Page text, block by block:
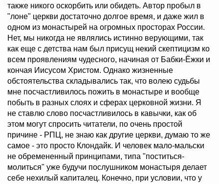
также никого оскорбить или обидеть. Автор пробыл в
"лоне" церкви достаточно долгое время, и даже жил в
одном из монастырей на огромных просторах России.
Нет, мы никогда не являлись истинно верующими, так
как еще с детства нам был присущ некий скептицизм ко
всем проявлениям чудесного, начиная от Бабки-Ёжки и
кончая Иисусом Христом. Однако жизненные
обстоятельства складывались так, что волею судьбы
мне посчастливилось пожить в монастыре и вообще
побыть в разных слоях и сферах церковной жизни. Я
не ставлю слово посчастливилось в кавычки, как об
этом могут спросить читатели, по очень простой
причине - РПЦ, не знаю как другие церкви, думаю то же
самое - это просто Клондайк. И человек мало-мальски
не обремененный принципами, типа "поститься-
молиться" уже будучи послушником монастыря делает
себе нехилый капиталец. Конечно, при условии, что у